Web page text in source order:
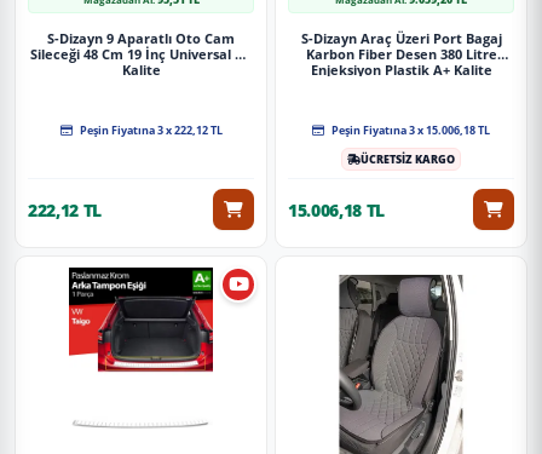
S-Dizayn 9 Aparatlı Oto Cam
Sileceği 48 Cm 19 İnç Universal A+
Kalite
Peşin Fiyatına 3 x 222,12 TL
222,12 TL
S-Dizayn Araç Üzeri Port Bagaj
Karbon Fiber Desen 380 Litre
Enjeksiyon Plastik A+ Kalite
Peşin Fiyatına 3 x 15.006,18 TL
ÜCRETSİZ KARGO
15.006,18 TL